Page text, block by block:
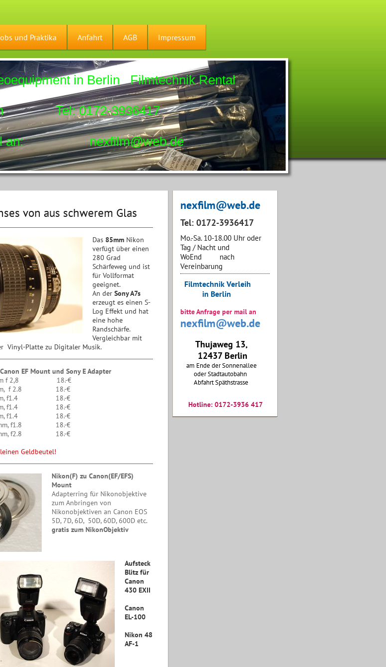
und Praktika Anfahrt AGB Impressum
in Berlin Filmtechnik Rental
0172-3936417
nexfilm@web.de
von aus schwerem Glas
Das 85mm Nikon
verfügt über einen
280 Grad
Schärfeweg und ist
für Vollformat
geeignet.
An der Sony A7s
erzeugt es einen S-
Log Effekt und hat
eine hohe
Randschärfe.
Vergleichbar mit
Vinyl-Platte zu Digitaler Musik.
EF Mount und Sony E Adapter
f 2,8 18.-€
f 2.8 18.-€
f1.4 18.-€
f1.4 18.-€
f1.4 18.-€
f1.8 18.-€
f2.8 18.-€
Geldbeutel!
Nikon(F) zu Canon(EF/EFS)
Mount
Adapterring für Nikonobjektive
zum Anbringen von
Nikonobjektiven an Canon EOS
5D, 7D, 6D, 50D, 60D, 600D etc.
gratis zum NikonObjektiv
Aufsteck
Blitz für
Canon
430 EXII
Canon
EL-100
Nikon 48
AF-1
nexfilm@web.de
Tel: 0172-3936417
Mo.-Sa. 10-18.00 Uhr oder
Tag / Nacht und
WoEnd nach
Vereinbarung
Filmtechnik Verleih
in Berlin
bitte Anfrage per mail an
nexfilm@web.de
Thujaweg 13,
12437 Berlin
am Ende der Sonnenallee
oder Stadtautobahn
Abfahrt Späthstrasse
Hotline: 0172-3936 417